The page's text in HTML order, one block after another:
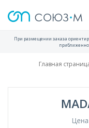
При размещении заказа
приближенно
Главная